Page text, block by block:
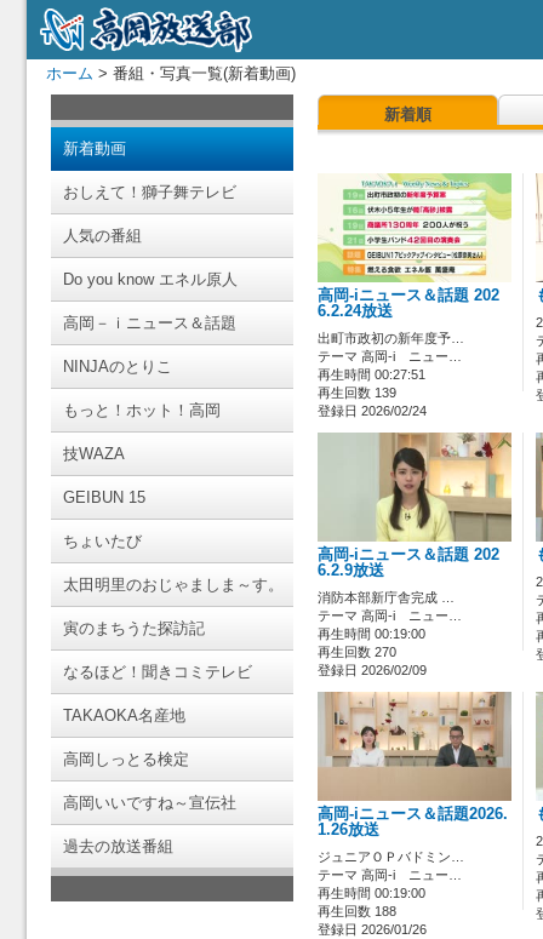
ホーム > 番組・写真一覧(新着動画)
新着動画
おしえて！獅子舞テレビ
人気の番組
Do you know エネル原人
高岡－ｉニュース＆話題
NINJAのとりこ
もっと！ホット！高岡
技WAZA
GEIBUN 15
ちょいたび
太田明里のおじゃましま～す。
寅のまちうた探訪記
なるほど！聞きコミテレビ
TAKAOKA名産地
高岡しっとる検定
高岡いいですね～宣伝社
過去の放送番組
新着順
高岡-iニュース＆話題 202
6.2.24放送
出町市政初の新年度予…
テーマ 高岡-i ニュー…
再生時間 00:27:51
再生回数 139
登録日 2026/02/24
高岡-iニュース＆話題 202
6.2.9放送
消防本部新庁舎完成 …
テーマ 高岡-i ニュー…
再生時間 00:19:00
再生回数 270
登録日 2026/02/09
高岡-iニュース＆話題2026.
1.26放送
ジュニアＯＰバドミン…
テーマ 高岡-i ニュー…
再生時間 00:19:00
再生回数 188
登録日 2026/01/26